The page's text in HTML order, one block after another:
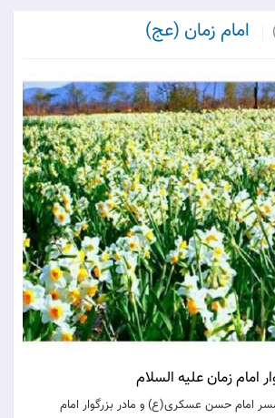
امام زمان (عج)
امام زمان علیه السلام
امام حسن عسکری(ع) و مادر بزرگوار امام